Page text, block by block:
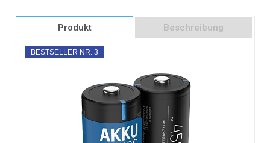
Produkt Beschreibung
BESTSELLER NR. 3